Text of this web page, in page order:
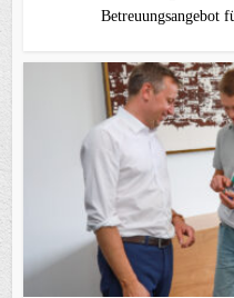
Betreuungsangebot